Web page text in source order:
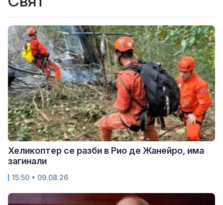
Хеликоптер се разби в Рио де Жанейро, има
загинали
15:50 • 09.08.26